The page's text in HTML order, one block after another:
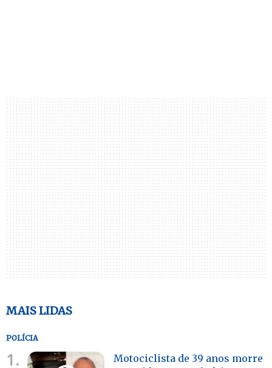
MAIS LIDAS
POLÍCIA
1.
Motociclista de 39 anos morre